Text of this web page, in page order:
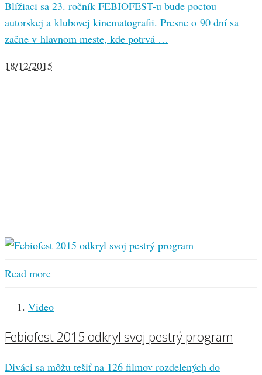
Blížiaci sa 23. ročník FEBIOFEST-u bude poctou
autorskej a klubovej kinematografii. Presne o 90 dní sa
začne v hlavnom meste, kde potrvá …
18/12/2015
Read more
Video
Febiofest 2015 odkryl svoj pestrý program
Diváci sa môžu tešiť na 126 filmov rozdelených do